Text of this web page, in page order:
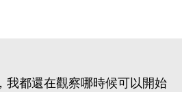
我都還在觀察哪時候可以開始